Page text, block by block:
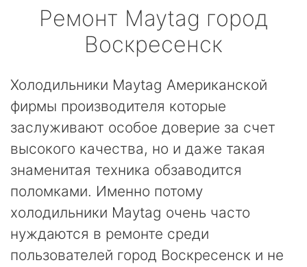
Ремонт Maytag город
Воскресенск
Холодильники Maytag Американской
фирмы производителя которые
заслуживают особое доверие за счет
высокого качества, но и даже такая
знаменитая техника обзаводится
поломками. Именно потому
холодильники Maytag очень часто
нуждаются в ремонте среди
пользователей город Воскресенск и не